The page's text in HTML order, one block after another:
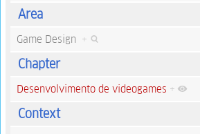
Area
Game Design +
Chapter
Desenvolvimento de videogames +
Context